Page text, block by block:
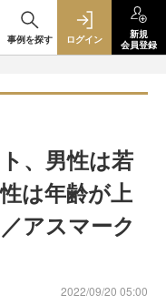
事例を探す ログイン
新規
会員登録
、男性は若
は年齢が上
アスマーク
2022/09/20 05:00